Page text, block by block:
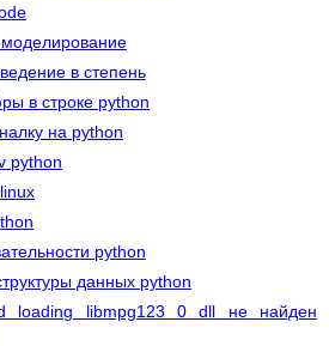
в степень
в строке python
на python
python
python
данных python
loading libmpg123 0 dll не найден